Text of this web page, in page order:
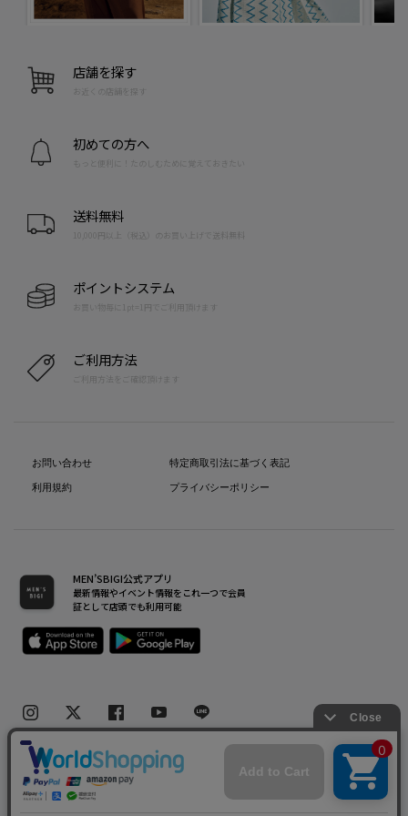
店舗を探す
お近くの店舗を探す
初めての方へ
もっと便利に！たのしむために覚えておきたい
送料無料
10,000円以上（税込）のお買い上げで送料無料
ポイントシステム
お買い物毎に1pt=1円でご利用頂けます
ご利用方法
ご利用方法をご確認頂けます
お問い合わせ
利用規約
特定商取引法に基づく表記
プライバシーポリシー
MEN’SBIGI公式アプリ
最新情報やイベント情報をこれ一つで会員
証として店頭でも利用可能
Copyright(C) Bigi Co.,Ltd.All Rights Reserved.